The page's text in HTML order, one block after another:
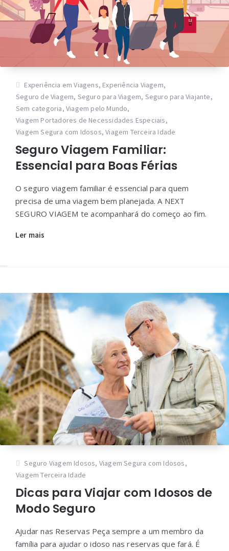
Experiência em Viagens, Experiência Viagem,
Seguro de Viagem, Seguro para Viagem, Seguro para Viajante,
Sem categoria,Viagem pelo Mundo,
Viagem Portadores de Necessidades Especiais,
Viagem Segura com Idosos,Viagem Terceira Idade
Seguro Viagem Familiar:
Essencial para Boas Férias
O seguro viagem familiar é essencial para quem
precisa de uma viagem bem planejada. A NEXT
SEGURO VIAGEM te acompanhará do começo ao fim.
Ler mais
Seguro Viagem Idosos, Viagem Segura com Idosos,
Viagem Terceira Idade
Dicas para Viajar com Idosos de
Modo Seguro
Ajudar nas Reservas Peça sempre a um membro da
família para ajudar o idoso nas reservas que fará. É